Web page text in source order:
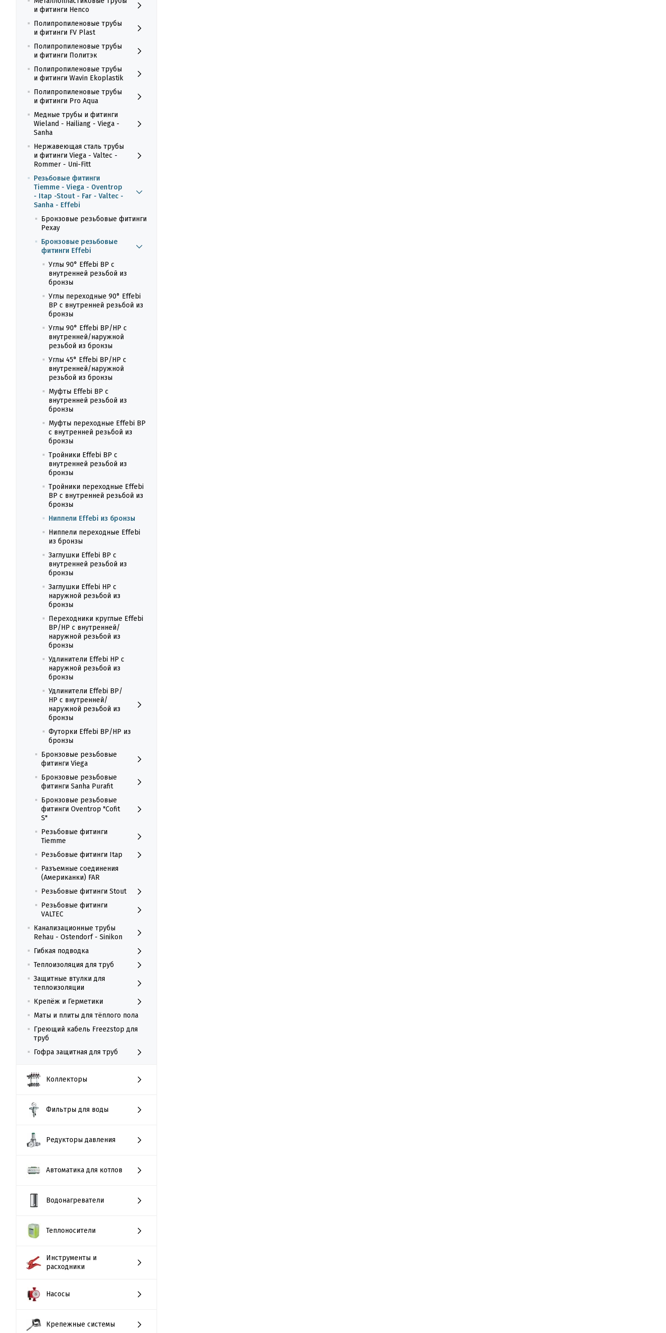
и фитинги Henco
Полипропиленовые трубы
и фитинги FV Plast
Полипропиленовые трубы
и фитинги Политэк
Полипропиленовые трубы
и фитинги Wavin Ekoplastik
Полипропиленовые трубы
и фитинги Pro Aqua
Медные трубы и фитинги
Wieland - Hailiang - Viega -
Sanha
Нержавеющая сталь трубы
и фитинги Viega - Valtec -
Rommer - Uni-Fitt
Резьбовые фитинги
Tiemme - Viega - Oventrop
- Itap -Stout - Far - Valtec -
Sanha - Effebi
Бронзовые резьбовые фитинги
Рехау
Бронзовые резьбовые
фитинги Effebi
Углы 90° Effebi ВР с
внутренней резьбой из
бронзы
Углы переходные 90° Effebi
ВР с внутренней резьбой из
бронзы
Углы 90° Effebi ВР/НР с
внутренней/наружной
резьбой из бронзы
Углы 45° Effebi ВР/НР с
внутренней/наружной
резьбой из бронзы
Муфты Effebi ВР с
внутренней резьбой из
бронзы
Муфты переходные Effebi ВР
с внутренней резьбой из
бронзы
Тройники Effebi ВР с
внутренней резьбой из
бронзы
Тройники переходные Effebi
ВР с внутренней резьбой из
бронзы
Ниппели Effebi из бронзы
Ниппели переходные Effebi
из бронзы
Заглушки Effebi ВР с
внутренней резьбой из
бронзы
Заглушки Effebi НР с
наружной резьбой из
бронзы
Переходники круглые Effebi
ВР/НР с внутренней/
наружной резьбой из
бронзы
Удлинители Effebi НР с
наружной резьбой из
бронзы
Удлинители Effebi ВР/
НР с внутренней/
наружной резьбой из
бронзы
Футорки Effebi ВР/НР из
бронзы
Бронзовые резьбовые
фитинги Viega
Бронзовые резьбовые
фитинги Sanha Purafit
Бронзовые резьбовые
фитинги Oventrop "Cofit
S"
Резьбовые фитинги
Tiemme
Резьбовые фитинги Itap
Разъемные соединения
(Американки) FAR
Резьбовые фитинги Stout
Резьбовые фитинги
VALTEC
Канализационные трубы
Rehau - Ostendorf - Sinikon
Гибкая подводка
Теплоизоляция для труб
Защитные втулки для
теплоизоляции
Крепёж и Герметики
Маты и плиты для тёплого пола
Греющий кабель Freezstop для
труб
Гофра защитная для труб
Коллекторы
Фильтры для воды
Редукторы давления
Автоматика для котлов
Водонагреватели
Теплоносители
Инструменты и
расходники
Насосы
Крепежные системы